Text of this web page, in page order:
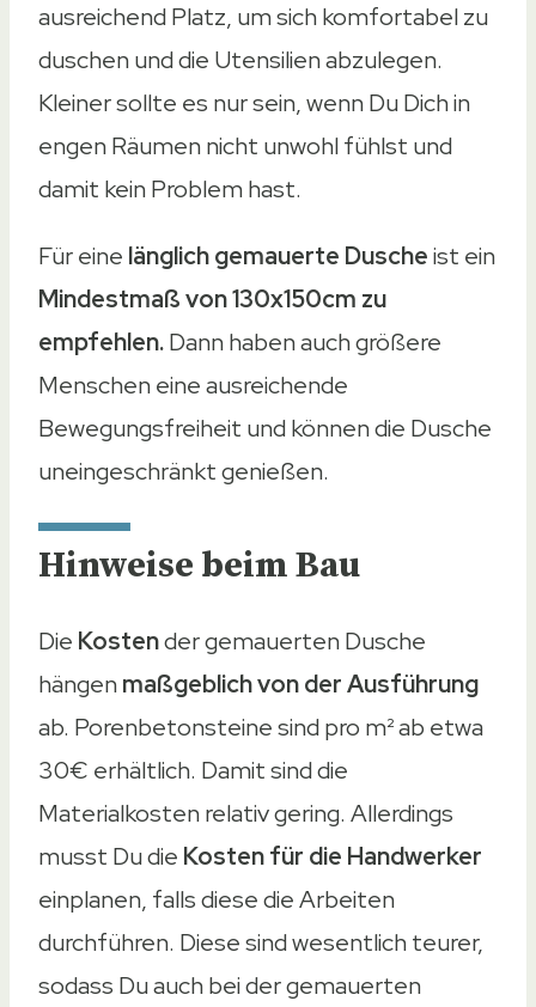
ausreichend Platz, um sich komfortabel zu
duschen und die Utensilien abzulegen.
Kleiner sollte es nur sein, wenn Du Dich in
engen Räumen nicht unwohl fühlst und
damit kein Problem hast.
Für eine länglich gemauerte Duscheist ein
Mindestmaß von 130x150cm zu
empfehlen.Dann haben auch größere
Menschen eine ausreichende
Bewegungsfreiheit und können die Dusche
uneingeschränkt genießen.
Hinweise beim Bau
Die Kostender gemauerten Dusche
hängenmaßgeblich von der Ausführung
ab. Porenbetonsteine sind pro m² ab etwa
30€ erhältlich. Damit sind die
Materialkosten relativ gering. Allerdings
musst Du die Kosten für die Handwerker
einplanen, falls diese die Arbeiten
durchführen. Diese sind wesentlich teurer,
sodass Du auch bei der gemauerten